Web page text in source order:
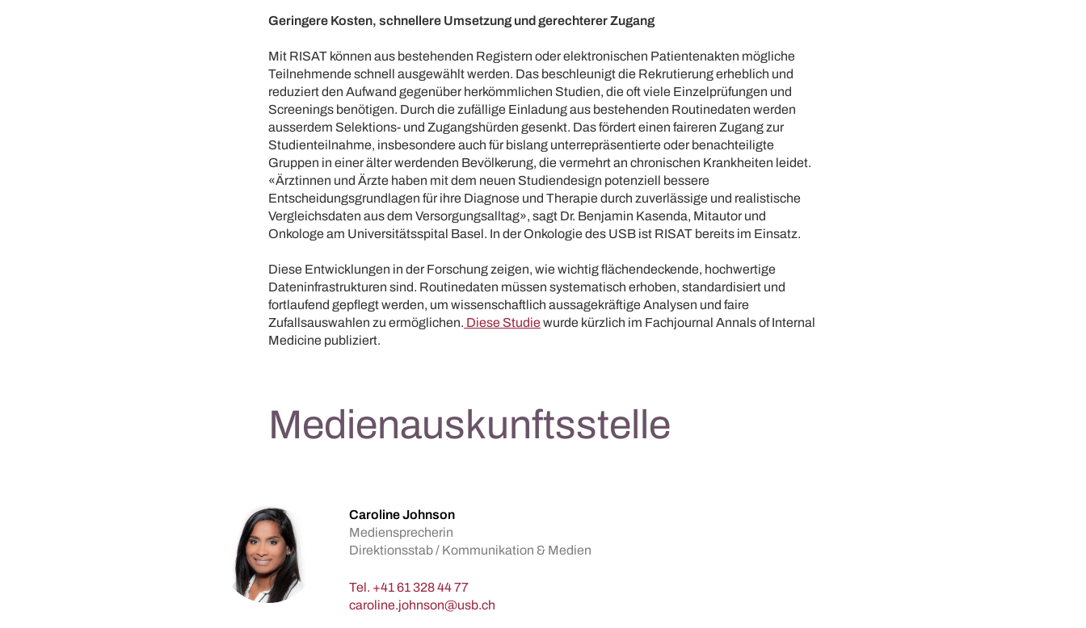
Geringere Kosten, schnellere Umsetzung und gerechterer Zugang
Mit RISAT können aus bestehenden Registern oder elektronischen Patientenakten mögliche
Teilnehmende schnell ausgewählt werden. Das beschleunigt die Rekrutierung erheblich und
reduziert den Aufwand gegenüber herkömmlichen Studien, die oft viele Einzelprüfungen und
Screenings benötigen. Durch die zufällige Einladung aus bestehenden Routinedaten werden
ausserdem Selektions- und Zugangshürden gesenkt. Das fördert einen faireren Zugang zur
Studienteilnahme, insbesondere auch für bislang unterrepräsentierte oder benachteiligte
Gruppen in einer älter werdenden Bevölkerung, die vermehrt an chronischen Krankheiten leidet.
«Ärztinnen und Ärzte haben mit dem neuen Studiendesign potenziell bessere
Entscheidungsgrundlagen für ihre Diagnose und Therapie durch zuverlässige und realistische
Vergleichsdaten aus dem Versorgungsalltag», sagt Dr. Benjamin Kasenda, Mitautor und
Onkologe am Universitätsspital Basel. In der Onkologie des USB ist RISAT bereits im Einsatz.
Diese Entwicklungen in der Forschung zeigen, wie wichtig flächendeckende, hochwertige
Dateninfrastrukturen sind. Routinedaten müssen systematisch erhoben, standardisiert und
fortlaufend gepflegt werden, um wissenschaftlich aussagekräftige Analysen und faire
Zufallsauswahlen zu ermöglichen. Diese Studiewurde kürzlich im Fachjournal Annals of Internal
Medicine publiziert.
Medienauskunftsstelle
Caroline Johnson
Mediensprecherin
Direktionsstab / Kommunikation & Medien
Tel. +41 61 328 44 77